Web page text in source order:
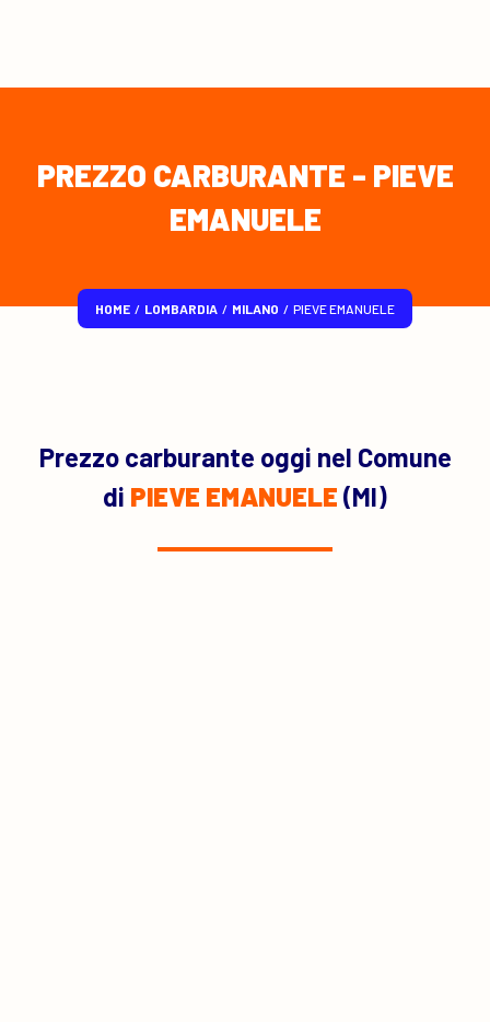
PREZZO CARBURANTE - PIEVE
EMANUELE
HOME / LOMBARDIA / MILANO / PIEVE EMANUELE
Prezzo carburante oggi nel Comune
di PIEVE EMANUELE (MI)